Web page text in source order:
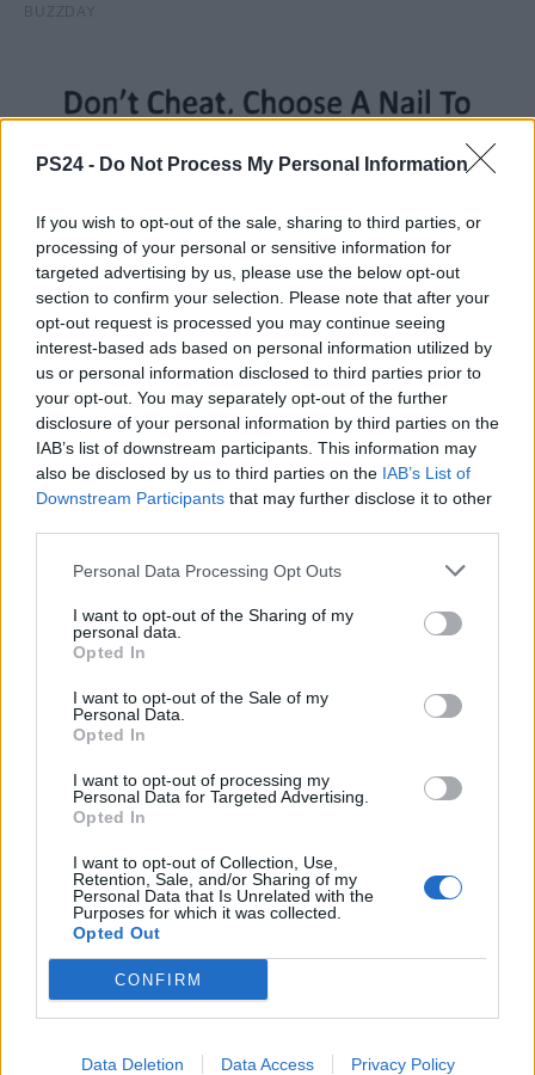
PS24 - Do Not Process My Personal Information
If you wish to opt-out of the sale, sharing to third parties, or
processing of your personal or sensitive information for
targeted advertising by us, please use the below opt-out
section to confirm your selection. Please note that after your
opt-out request is processed you may continue seeing
interest-based ads based on personal information utilized by
us or personal information disclosed to third parties prior to
your opt-out. You may separately opt-out of the further
disclosure of your personal information by third parties on the
IAB’s list of downstream participants. This information may
also be disclosed by us to third parties on the IAB’s List of
Downstream Participants that may further disclose it to other
Personal Data Processing Opt Outs
I want to opt-out of the Sharing of my
personal data.
Opted In
I want to opt-out of the Sale of my
Personal Data.
Opted In
I want to opt-out of processing my
Personal Data for Targeted Advertising.
Opted In
I want to opt-out of Collection, Use,
Retention, Sale, and/or Sharing of my
Personal Data that Is Unrelated with the
Purposes for which it was collected.
Opted Out
CONFIRM
Data Deletion Data Access Privacy Policy